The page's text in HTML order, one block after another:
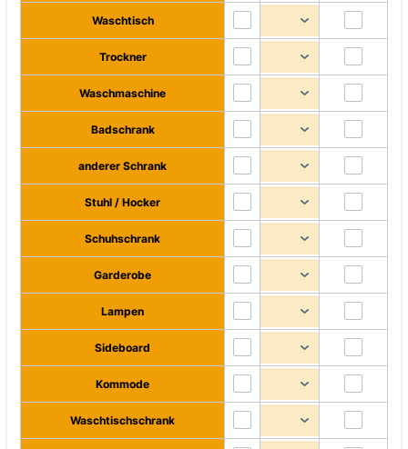
Waschtisch
Trockner
Waschmaschine
Badschrank
anderer Schrank
Stuhl / Hocker
Schuhschrank
Garderobe
Lampen
Sideboard
Kommode
Waschtischschrank